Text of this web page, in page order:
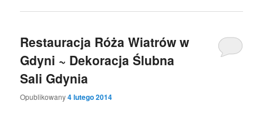
Restauracja Róża Wiatrów w
Gdyni ~ Dekoracja Ślubna
Sali Gdynia
Opublikowany4 lutego 2014